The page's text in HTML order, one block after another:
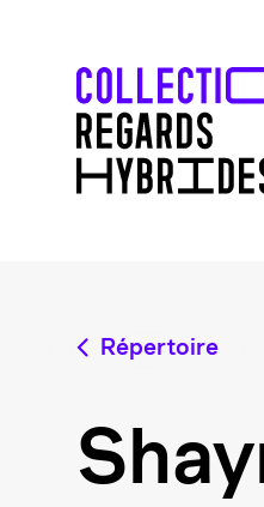
Répertoire